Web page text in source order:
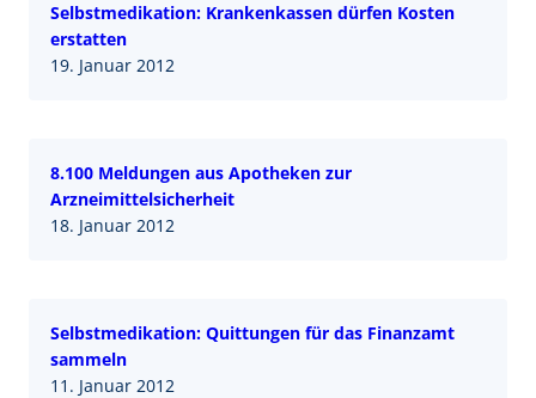
Selbstmedikation: Krankenkassen dürfen Kosten
erstatten
19. Januar 2012
8.100 Meldungen aus Apotheken zur
Arzneimittelsicherheit
18. Januar 2012
Selbstmedikation: Quittungen für das Finanzamt
sammeln
11. Januar 2012